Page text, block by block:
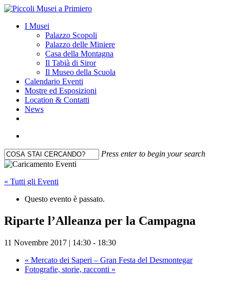
Skip
main
search
Menu
I Musei
Palazzo Scopoli
Palazzo delle Miniere
Casa della Montagna
Il Tabià di Siror
Il Museo della Scuola
Calendario Eventi
Mostre ed Esposizioni
Location & Contatti
News
Press enter to begin your search
Close
« Tutti gli Eventi
Questo evento è passato.
Riparte l’Alleanza per la Campagna
11 Novembre 2017 | 14:30 - 18:30
« Mercato dei Saperi – Gran Festa del Desmontegar
Fotografie, storie, racconti »